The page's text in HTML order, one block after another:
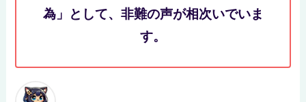
為」として、非難の声が相次いでいま
す。